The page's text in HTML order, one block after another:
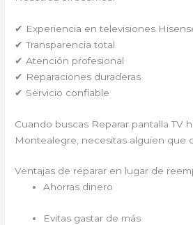
✔ Experiencia en televisiones
✔ Transparencia total
✔ Atención profesional
✔ Reparaciones duraderas
✔ Servicio confiable
Cuando buscas Reparar pantalla TV
Montealegre, necesitas alguien que
Ventajas de reparar en lugar de
Ahorras dinero
Evitas gastar de más